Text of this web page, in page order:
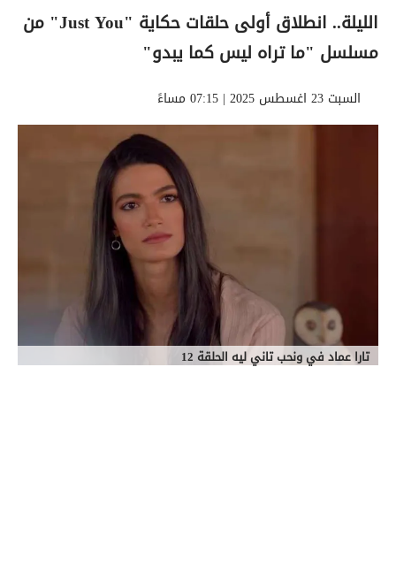
الليلة.. انطلاق أولى حلقات حكاية "Just You" من
مسلسل "ما تراه ليس كما يبدو"
السبت 23 اغسطس 2025 | 07:15 مساءً
تارا عماد في ونحب تاني ليه الحلقة 12